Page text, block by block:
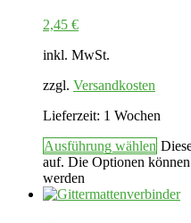
2,45 €
inkl. MwSt.
zzgl. Versandkosten
Lieferzeit: 1 Wochen
Ausführung wählen
auf. Die Optionen
werden